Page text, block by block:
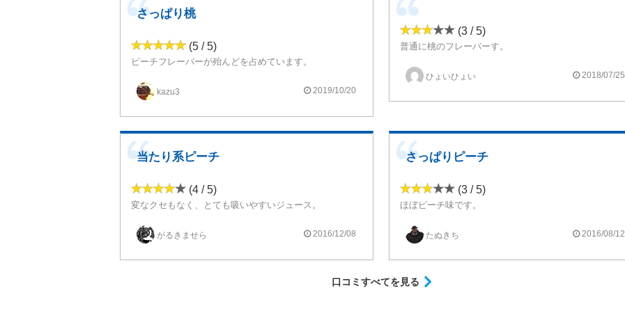
さっぱり桃
(5 / 5)
ピーチフレーバーが殆んどを占めています。
このリキッドのヨーグルトはすっきりしていてクドさがありませんでした。
さり気なくピーチを引き立たせてくれています。
kazu3 2019/10/20
(3 / 5)
普通に桃のフレーバーす。
さっぱりしてますね。
変なクセはないのでヨーグルトとか苦手な方でも大丈夫す。
ひょいひょい 2018/07/25
当たり系ピーチ
(4 / 5)
変なクセもなく、とても吸いやすいジュース。
タンクよりドリッパーの方がヨーグルト感をより感じられると思います。
がるきませら 2016/12/08
さっぱりピーチ
(3 / 5)
ほぼピーチ味です。
さっぱりしていますが、
決して薄味ではなく、
バランスが良いリキッドです。
たぬきち 2016/08/12
口コミすべてを見る